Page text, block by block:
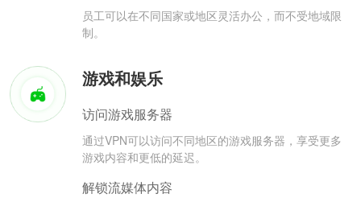
员工可以在不同国家或地区灵活办公，而不受地域限
制。
游戏和娱乐
访问游戏服务器
通过VPN可以访问不同地区的游戏服务器，享受更多
游戏内容和更低的延迟。
解锁流媒体内容